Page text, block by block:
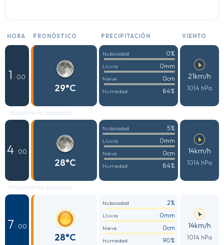
HORA PRONÓSTICO PRECIPITACIÓN VIENTO
1 : 00
29°C
Nubosidad 0%
Lluvia 0mm
Nieve 0cm
Humedad 84%
21km/h
1014 hPa
Mayormente despejado
4 : 00
28°C
Nubosidad 5%
Lluvia 0mm
Nieve 0cm
Humedad 84%
14km/h
1014 hPa
Mayormente despejado
7 : 00
28°C
Nubosidad 2%
Lluvia 0mm
Nieve 0cm
Humedad 90%
14km/h
1014 hPa